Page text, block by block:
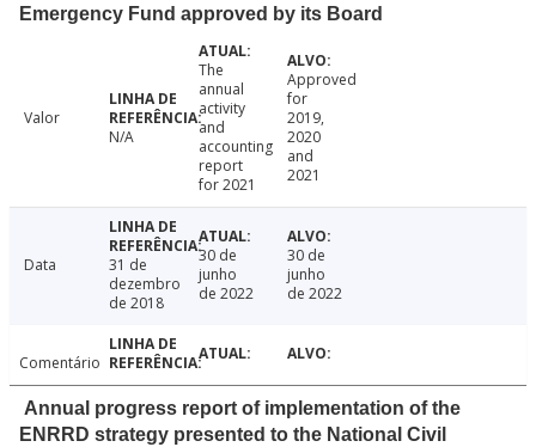
Emergency Fund approved by its Board
Valor
N/A
The
annual
activity
and
accounting
report
for 2021
Approved
for
2019,
2020
and
2021
Data
31 de
dezembro
de 2018
30 de
junho
de 2022
30 de
junho
de 2022
Comentário
Annual progress report of implementation of the
ENRRD strategy presented to the National Civil